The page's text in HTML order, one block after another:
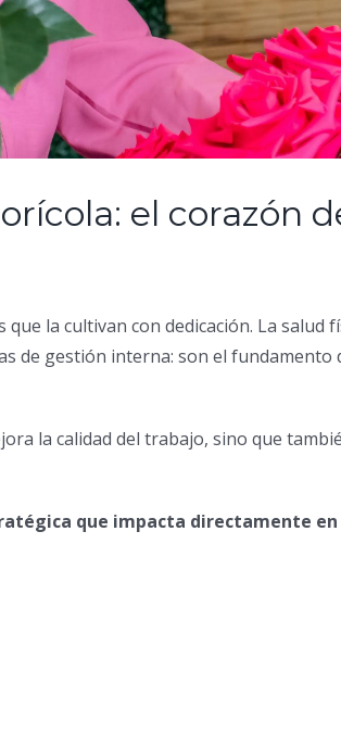
el corazón
la cultivan con dedicación. La salud
de gestión interna: son el fundamento
la calidad del trabajo, sino que
que impacta directamente